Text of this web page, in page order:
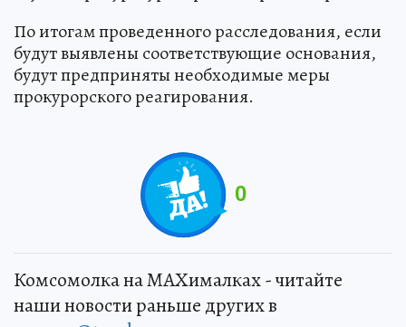
По итогам проведенного расследования, если
будут выявлены соответствующие основания,
будут предприняты необходимые меры
прокурорского реагирования.
0
Комсомолка на MAXималках - читайте
наши новости раньше других в